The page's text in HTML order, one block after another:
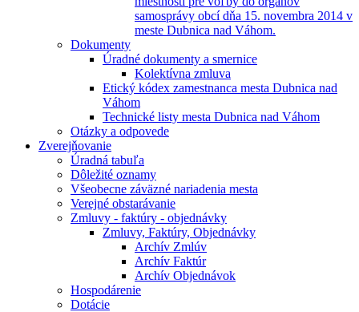
samosprávy obcí dňa 15. novembra 2014 v
meste Dubnica nad Váhom.
Dokumenty
Úradné dokumenty a smernice
Kolektívna zmluva
Etický kódex zamestnanca mesta Dubnica nad
Váhom
Technické listy mesta Dubnica nad Váhom
Otázky a odpovede
Zverejňovanie
Úradná tabuľa
Dôležité oznamy
Všeobecne záväzné nariadenia mesta
Verejné obstarávanie
Zmluvy - faktúry - objednávky
Zmluvy, Faktúry, Objednávky
Archív Zmlúv
Archív Faktúr
Archív Objednávok
Hospodárenie
Dotácie